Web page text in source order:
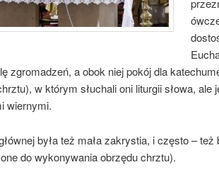
zgromadzeń, a obok niej pokój dla
w którym słuchali oni liturgii słowa, ale
wiernymi.
była też mała zakrystia, i często –
do wykonywania obrzędu chrztu).